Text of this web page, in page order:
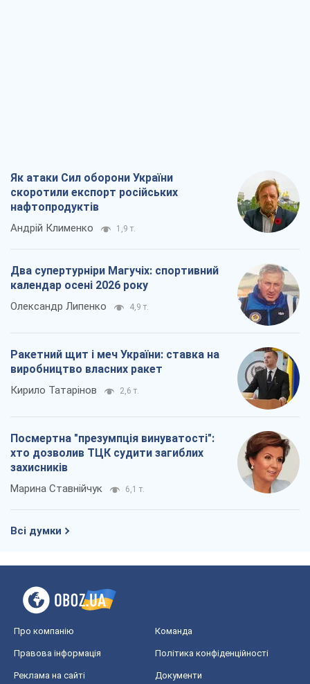
Як атаки Сил оборони України
скоротили експорт російських
нафтопродуктів
Андрій Клименко 1,9 т.
Два супертурніри Магучіх: спортивний
календар осені 2026 року
Олександр Липенко 4,9 т.
Ракетний щит і меч України: ставка на
виробництво власних ракет
Кирило Татарінов 2,6 т.
Посмертна "презумпція винуватості":
хто дозволив ТЦК судити загиблих
захисників
Марина Ставнійчук 6,1 т.
Всі думки
Про компанію Команда
Правова інформація Політика конфіденційності
Реклама на сайті Документи